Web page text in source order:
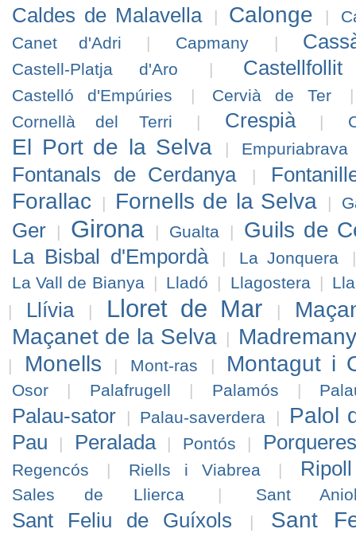
Caldes de Malavella | Calonge |
Canet d'Adri
| Capmany |
Castell-Platja d'Aro |
Castelló d'Empúries | Cervià de Ter
Cornellà del Terri
| Crespià |
El Port de la Selva | Empuriabrava
Fontanals de Cerdanya |
Forallac | Fornells de la Selva |
Ger | Girona | Gualta | Guils de
La Bisbal d'Empordà | La Jonquera
La Vall de Bianya | Lladó | Llagostera |
|
Llívia | Lloret de Mar |
Maçanet de la Selva |
| Monells | Mont-ras | Montagut i
Osor | Palafrugell | Palamós |
Palau-sator | Palau-saverdera | Palol
Pau | Peralada | Pontós | Porqueres
Regencós | Riells i Viabrea | Ripoll
Sales de Llierca
| Sant
Sant Feliu de Guíxols | Sant